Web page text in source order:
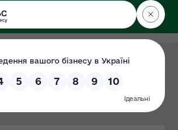
ДЕРЖЕКОІНСПЕКЦІЯ